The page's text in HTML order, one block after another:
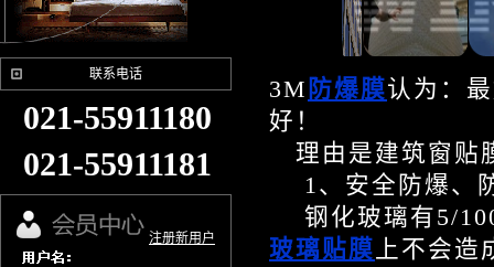
联系电话
021-55911180
021-55911181
注册新用户
3M 防爆膜认为：
好！
理由是建筑窗贴
1、安全防爆、
钢化玻璃有5/
玻璃贴膜 上不会